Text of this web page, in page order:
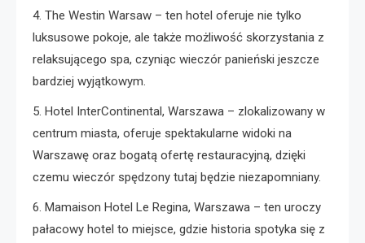
4. The Westin Warsaw – ten hotel oferuje nie tylko
luksusowe pokoje, ale także możliwość skorzystania z
relaksującego spa, czyniąc wieczór panieński jeszcze
bardziej wyjątkowym.
5. Hotel InterContinental, Warszawa – zlokalizowany w
centrum miasta, oferuje spektakularne widoki na
Warszawę oraz bogatą ofertę restauracyjną, dzięki
czemu wieczór spędzony tutaj będzie niezapomniany.
6. Mamaison Hotel Le Regina, Warszawa – ten uroczy
pałacowy hotel to miejsce, gdzie historia spotyka się z